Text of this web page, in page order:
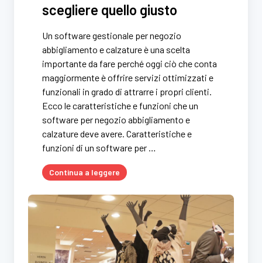
scegliere quello giusto
Un software gestionale per negozio
abbigliamento e calzature è una scelta
importante da fare perché oggi ciò che conta
maggiormente è offrire servizi ottimizzati e
funzionali in grado di attrarre i propri clienti.
Ecco le caratteristiche e funzioni che un
software per negozio abbigliamento e
calzature deve avere. Caratteristiche e
funzioni di un software per …
Continua a leggere